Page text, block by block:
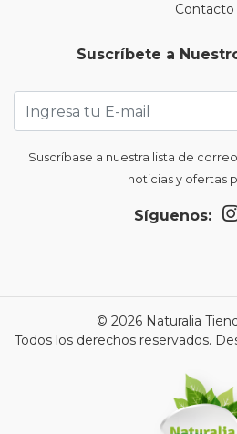
Contacto
Suscríbete a
Suscríbase a nuestra lista de
noticias y ofertas
Síguenos:
© 2026 Naturalia
Todos los derechos reservados.